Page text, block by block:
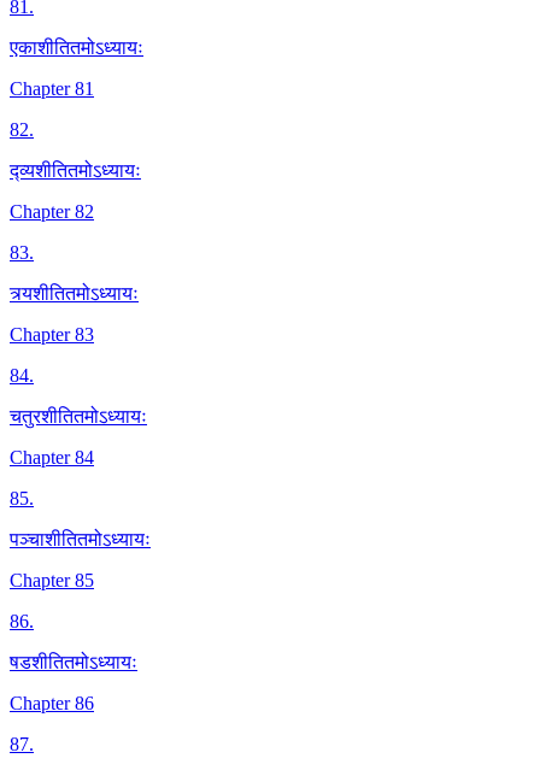
81.
एकाशीतितमोऽध्यायः
Chapter 81
82.
द्व्यशीतितमोऽध्यायः
Chapter 82
83.
त्र्यशीतितमोऽध्यायः
Chapter 83
84.
चतुरशीतितमोऽध्यायः
Chapter 84
85.
पञ्चाशीतितमोऽध्यायः
Chapter 85
86.
षडशीतितमोऽध्यायः
Chapter 86
87.